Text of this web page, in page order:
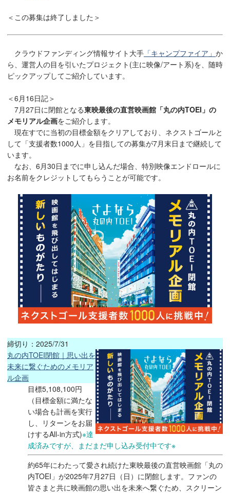
＜この募集は終了しました＞
クラウドファンディング情報サイト大手 「キャンプファイア」 か
ら、運営人の目を引いたプロジェクト(主に映像/アート系)を、随時
ピックアップしてご紹介しています。
＜6月16日記＞
7月27日に閉館となる東映最後の直営映画館「丸の内TOEI」の
メモリアル企画をご紹介します。
現在すでに当初の目標金額をクリアしており、ネクストゴールと
して「支援者数1000人」を目指しての募集が7月末日まで継続して
います。
なお、6月30日までに申し込んだ場合、特別映像エンドロールに
お名前をクレジットしてもらうことが可能です。
締切り：2025/7/31
丸の内TOEI閉館｜思い出を
未来に繋ぐためのメモリア
ル企画
目標5,108,100円
（目標金額に満たな
い場合も計画を実行
し、リターンをお届
けするAll-in方式)※達
成済みですが、まだまだ申し込み受付中です※
約65年にわたって愛され続けた東映最後の直営映画館「丸の
内TOEI」が2025年7月27日（日）に閉館します。ファンの
皆さまと共に映画館の思い出を未来へ繋ぐため、スクリーン